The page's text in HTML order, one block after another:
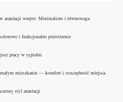
aranżacji wnętrz: Minimalizm i równowaga
i funkcjonalne przestrzenie
pracy w sypialni
mieszkaniu — komfort i oszczędność miejsca
styl aranżacji